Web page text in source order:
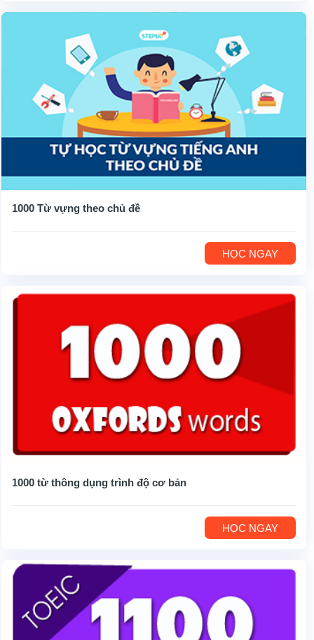
1000 Từ vựng theo chủ đề
HỌC NGAY
1000 từ thông dụng trình độ cơ bản
HỌC NGAY